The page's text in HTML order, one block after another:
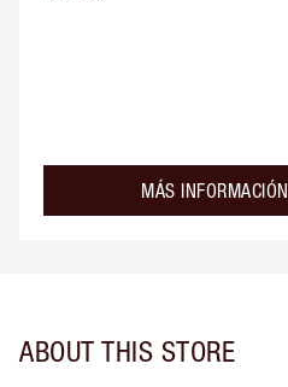
MÁS INFORMACIÓN
ABOUT THIS STORE